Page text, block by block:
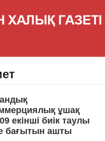
ұшақ
екінші биік таулы
бағытын ашты